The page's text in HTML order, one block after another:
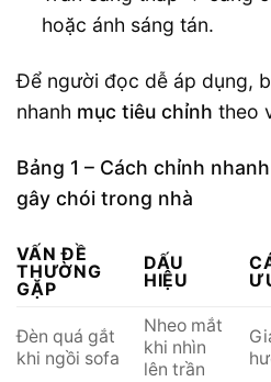
hoặc ánh sáng tán.
Để người đọc dễ áp dụng,
nhanh mục tiêu chỉnh theo
Bảng 1 – Cách chỉnh
gây chói trong nhà
VẤN ĐỀ
THƯỜNG
GẶP
DẤU
HIỆU
Đèn quá gắt
khi ngồi sofa
Nheo mắt
khi nhìn
lên trần